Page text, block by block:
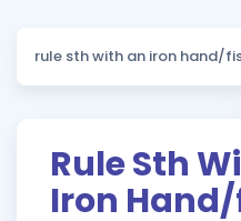
ÖSYM Sınav Takvimi
Kampanyalar
Rule Sth
Iron